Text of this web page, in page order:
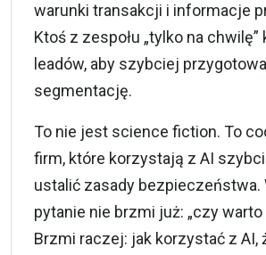
warunki transakcji i informacje
Ktoś z zespołu „tylko na
leadów, aby szybciej
segmentację.
To nie jest science fiction. To
firm, które korzystają z AI
ustalić zasady bezpieczeństwa.
pytanie nie brzmi już: „czy warto
Brzmi raczej: jak korzystać z AI,